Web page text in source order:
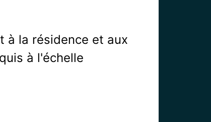
à la résidence et aux
à l'échelle